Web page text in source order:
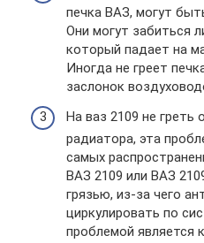
печка ВАЗ, могут
Они могут забиться
который падает на
Иногда не греет
заслонок
На ваз 2109 не
радиатора, эта
самых
ВАЗ 2109 или ВАЗ
грязью, из-за чего
циркулировать по
проблемой является